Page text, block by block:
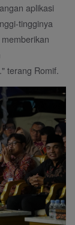
aplikasi
tingginya
terang Romif.